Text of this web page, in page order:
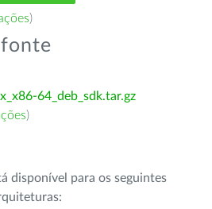
)
64_deb_sdk.tar.gz
)
disponível para os seguintes